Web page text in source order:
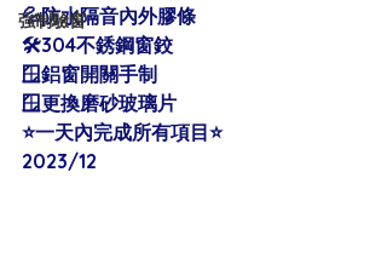
強制驗窗
💦防水隔音內外膠條
🛠304不銹鋼窗鉸
🪟鋁窗開關手制
🪟更換磨砂玻璃片
⭐️一天內完成所有項目⭐️
2023/12